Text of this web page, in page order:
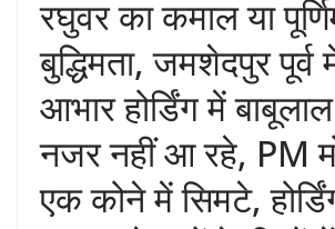
रघुवर का कमाल या
बुद्धिमता, जमशेदपुर
आभार होर्डिंग में
नजर नहीं आ रहे, PM
एक कोने में सिमटे,